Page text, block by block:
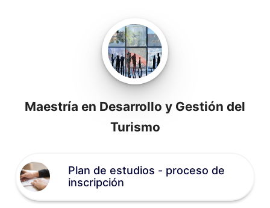
Maestría en Desarrollo y Gestión del
Turismo
Plan de estudios - proceso de
inscripción